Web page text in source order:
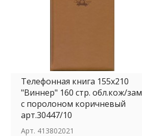
Телефонная книга 155х210
"Виннер" 160 стр. обл.кож/зам
с поролоном коричневый
арт.30447/10
Арт. 413802021